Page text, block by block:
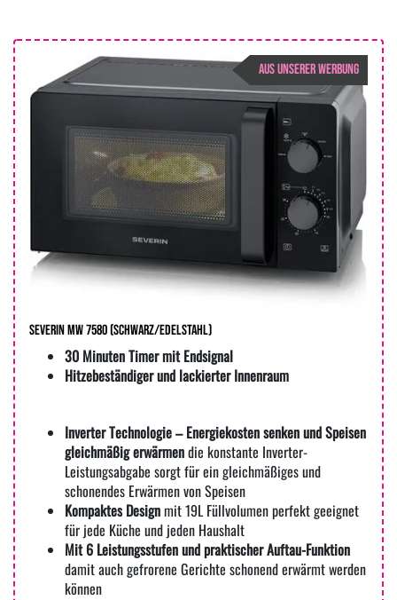
AUS UNSERER WERBUNG
Severin MW 7580 (schwarz/edelstahl)
30 Minuten Timer mit Endsignal
Hitzebeständiger und lackierter Innenraum
Inverter Technologie – Energiekosten senken und Speisen
gleichmäßig erwärmendie konstante Inverter-
Leistungsabgabe sorgt für ein gleichmäßiges und
schonendes Erwärmen von Speisen
Kompaktes Designmit 19L Füllvolumen perfekt geeignet
für jede Küche und jeden Haushalt
Mit 6 Leistungsstufen und praktischer Auftau-Funktion
damit auch gefrorene Gerichte schonend erwärmt werden
können